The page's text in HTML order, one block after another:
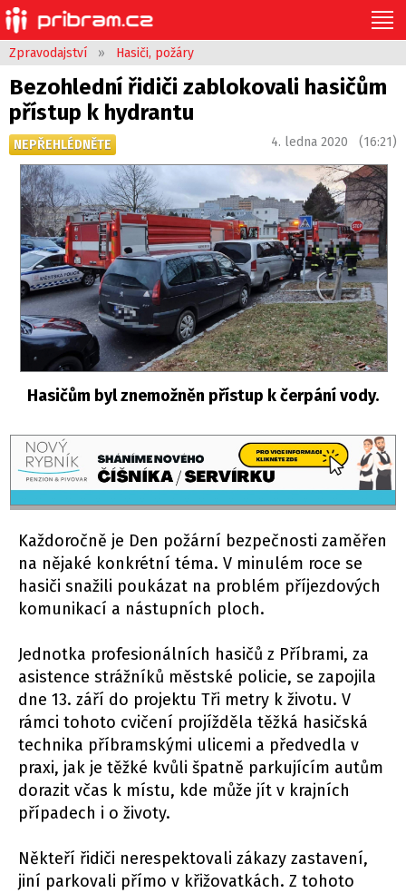
Zpravodajství » Hasiči, požáry
Bezohlední řidiči zablokovali hasičům
přístup k hydrantu
NEPŘEHLÉDNĚTE 4. ledna 2020 (16:21)
Hasičům byl znemožněn přístup k čerpání vody.
Každoročně je Den požární bezpečnosti zaměřen
na nějaké konkrétní téma. V minulém roce se
hasiči snažili poukázat na problém příjezdových
komunikací a nástupních ploch.
Jednotka profesionálních hasičů z Příbrami, za
asistence strážníků městské policie, se zapojila
dne 13. září do projektu Tři metry k životu. V
rámci tohoto cvičení projížděla těžká hasičská
technika příbramskými ulicemi a předvedla v
praxi, jak je těžké kvůli špatně parkujícím autům
dorazit včas k místu, kde může jít v krajních
případech i o životy.
Někteří řidiči nerespektovali zákazy zastavení,
jiní parkovali přímo v křižovatkách. Z tohoto